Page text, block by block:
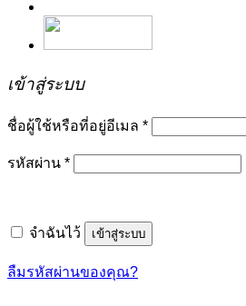
เข้าสู่ระบบ
ชื่อผู้ใช้หรือที่อยู่อีเมล *
รหัสผ่าน *
จำฉันไว้ เข้าสู่ระบบ
ลืมรหัสผ่านของคุณ?